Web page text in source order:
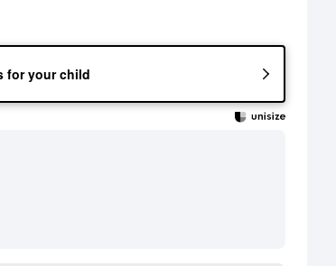
for your child